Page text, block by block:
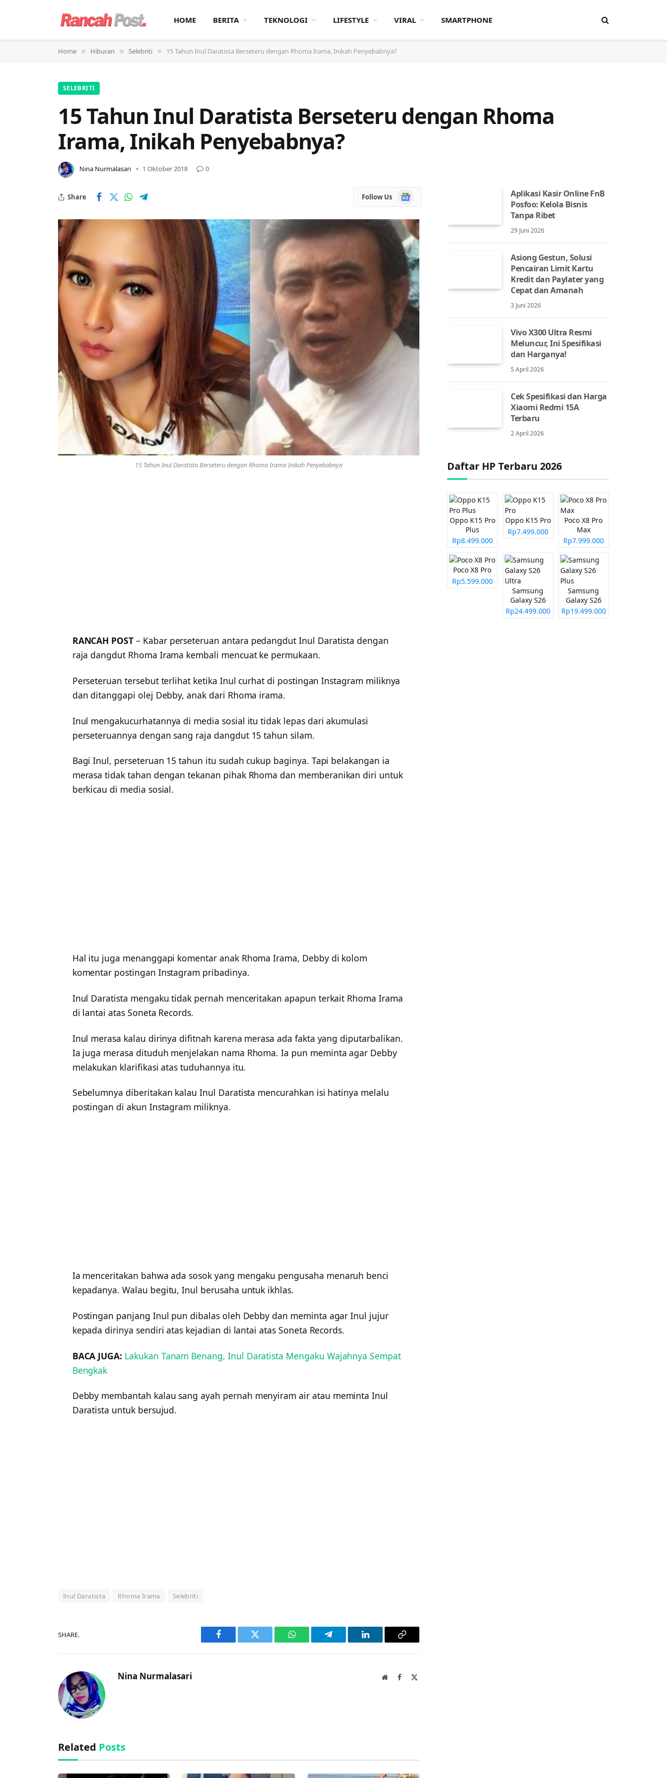
HOME BERITA TEKNOLOGI LIFESTYLE VIRAL SMARTPHONE
Home » Hiburan » Selebriti » 15 Tahun Inul Daratista Berseteru dengan Rhoma Irama, Inikah Penyebabnya?
SELEBRITI
15 Tahun Inul Daratista Berseteru dengan Rhoma
Irama, Inikah Penyebabnya?
Nina Nurmalasari 1 Oktober 2018 0
Share Follow Us
Google
News
15 Tahun Inul Daratista Berseteru dengan Rhoma Irama Inikah Penyebabnya
RANCAH POST – Kabar perseteruan antara pedangdut Inul Daratista dengan
raja dangdut Rhoma Irama kembali mencuat ke permukaan.
Perseteruan tersebut terlihat ketika Inul curhat di postingan Instagram miliknya
dan ditanggapi olej Debby, anak dari Rhoma irama.
Inul mengakucurhatannya di media sosial itu tidak lepas dari akumulasi
perseteruannya dengan sang raja dangdut 15 tahun silam.
Bagi Inul, perseteruan 15 tahun itu sudah cukup baginya. Tapi belakangan ia
merasa tidak tahan dengan tekanan pihak Rhoma dan memberanikan diri untuk
berkicau di media sosial.
Hal itu juga menanggapi komentar anak Rhoma Irama, Debby di kolom
komentar postingan Instagram pribadinya.
Inul Daratista mengaku tidak pernah menceritakan apapun terkait Rhoma Irama
di lantai atas Soneta Records.
Inul merasa kalau dirinya difitnah karena merasa ada fakta yang diputarbalikan.
Ia juga merasa dituduh menjelakan nama Rhoma. Ia pun meminta agar Debby
melakukan klarifikasi atas tuduhannya itu.
Sebelumnya diberitakan kalau Inul Daratista mencurahkan isi hatinya melalu
postingan di akun Instagram miliknya.
Ia menceritakan bahwa ada sosok yang mengaku pengusaha menaruh benci
kepadanya. Walau begitu, Inul berusaha untuk ikhlas.
Postingan panjang Inul pun dibalas oleh Debby dan meminta agar Inul jujur
kepada dirinya sendiri atas kejadian di lantai atas Soneta Records.
BACA JUGA: Lakukan Tanam Benang, Inul Daratista Mengaku Wajahnya Sempat
Bengkak
Debby membantah kalau sang ayah pernah menyiram air atau meminta Inul
Daratista untuk bersujud.
Inul Daratista Rhoma Irama Selebriti
SHARE.
Facebook Twitter WhatsAppTelegram LinkedIn Copy
Nina Nurmalasari WebsiteFacebook
Related Posts
Aplikasi Kasir Online FnB
Posfoo: Kelola Bisnis
Tanpa Ribet
29 Juni 2026
Asiong Gestun, Solusi
Pencairan Limit Kartu
Kredit dan Paylater yang
Cepat dan Amanah
3 Juni 2026
Vivo X300 Ultra Resmi
Meluncur, Ini Spesifikasi
dan Harganya!
5 April 2026
Cek Spesifikasi dan Harga
Xiaomi Redmi 15A
Terbaru
2 April 2026
Daftar HP Terbaru 2026
Oppo K15 Pro
Plus
Rp8.499.000
Oppo K15 Pro
Rp7.499.000
Poco X8 Pro
Max
Rp7.999.000
Poco X8 Pro
Rp5.599.000
Samsung
Galaxy S26
Ultra
Rp24.499.000
Samsung
Galaxy S26
Plus
Rp19.499.000